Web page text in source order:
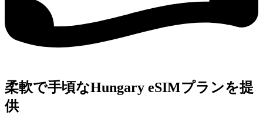
柔軟で手頃なHungary eSIMプランを提
供